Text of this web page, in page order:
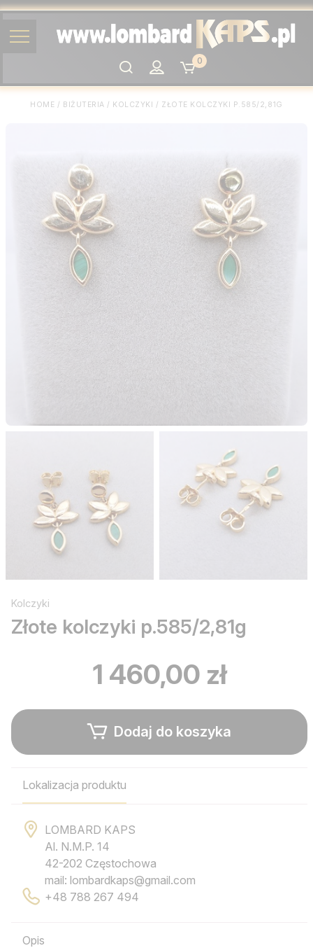
Szukaj
0
HOME / BIŻUTERIA / KOLCZYKI / ZŁOTE KOLCZYKI P.585/2,81G
Kolczyki
Złote kolczyki p.585/2,81g
1 460,00 zł
Dodaj do koszyka
Lokalizacja produktu
LOMBARD KAPS
Al. N.M.P. 14
42-202 Częstochowa
mail: lombardkaps@gmail.com
+48 788 267 494
Opis